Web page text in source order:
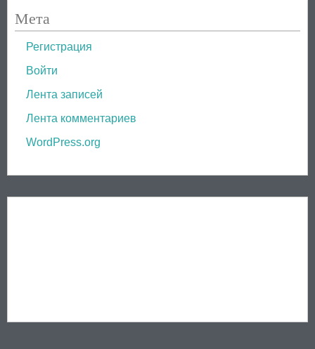
Мета
Регистрация
Войти
Лента записей
Лента комментариев
WordPress.org